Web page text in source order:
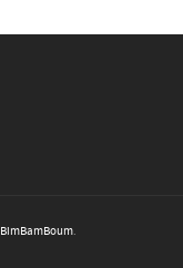
BimBamBoum.